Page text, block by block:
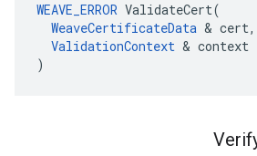
WEAVE_ERROR ValidateCert(
WeaveCertificateData & cert,
ValidationContext & context
)